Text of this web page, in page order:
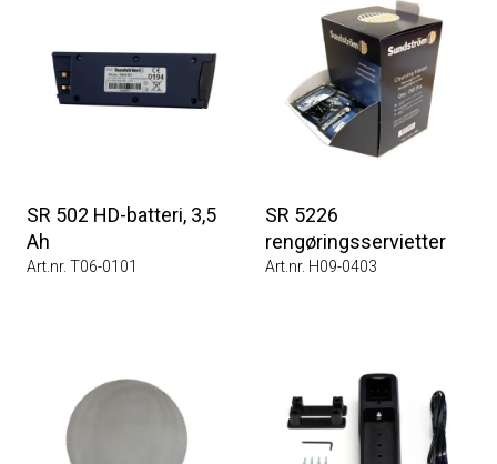
SR 502 HD-batteri, 3,5
Ah
Art.nr. T06-0101
SR 5226
rengøringsservietter
Art.nr. H09-0403